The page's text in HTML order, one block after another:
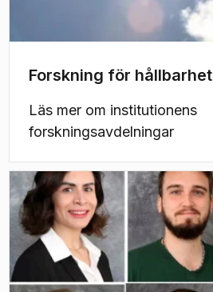
Forskning för hållbarhet
Läs mer om institutionens
forskningsavdelningar